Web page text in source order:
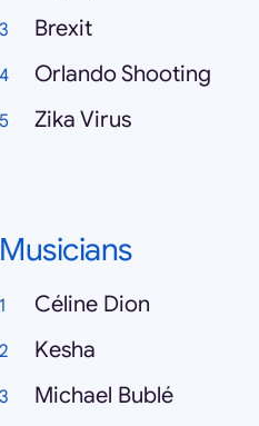
Brexit
Orlando Shooting
Zika Virus
Musicians
Céline Dion
Kesha
Michael Bublé